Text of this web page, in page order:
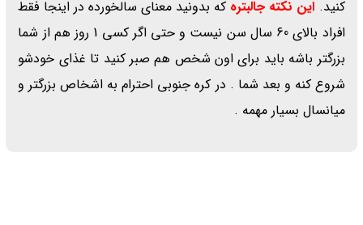
کنید. این نکته جالبتره که بدونید معنای سالخورده در اینجا فقط
افراد بالای 60 سال سن نیست و حتی اگر کسی 1 روز هم از شما
بزرگتر باشه باید برای اون شخص هم صبر کنید تا غذای خودشو
شروع کنه و بعد شما . در کره جنوبی احترام به اشخاص بزرگتر و
میانسال بسیار مهمه .